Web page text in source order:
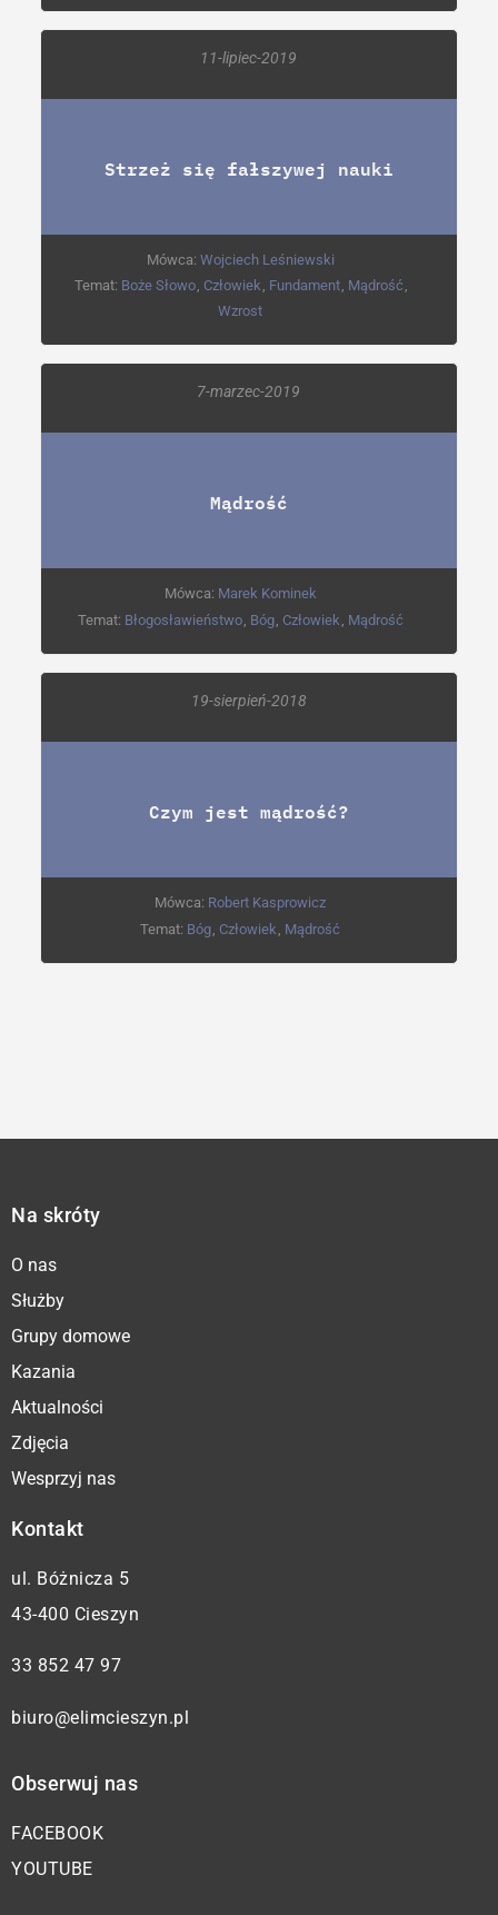
11-lipiec-2019
Strzeż się fałszywej nauki
Mówca: Wojciech Leśniewski
Temat: Boże Słowo, Człowiek , Fundament, Mądrość ,
Wzrost
7-marzec-2019
Mądrość
Mówca: Marek Kominek
Temat: Błogosławieństwo Bóg Człowiek Mądrość
19-sierpień-2018
Czym jest mądrość?
Mówca: Robert Kasprowicz
Temat: Bóg Człowiek Mądrość
Na skróty
O nas
Służby
Grupy domowe
Kazania
Aktualności
Zdjęcia
Wesprzyj nas
Kontakt
ul. Bóżnicza 5
43-400 Cieszyn
33 852 47 97
biuro@elimcieszyn.pl
Obserwuj nas
FACEBOOK
YOUTUBE